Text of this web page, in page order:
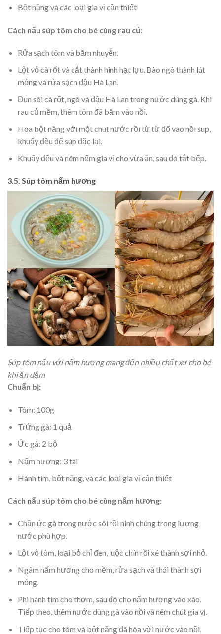
Bột năng và các loại gia vị cần thiết
Cách nấu súp tôm cho bé cùng rau củ:
Rửa sạch tôm và băm nhuyễn.
Lột vỏ cà rốt và cắt thành hình hạt lựu. Bào ngô thành lát
mỏng và rửa sạch đậu Hà Lan.
Đun sôi cà rốt, ngô và đậu Hà Lan trong nước dùng gà. Khi
rau củ mềm, thêm tôm đã băm vào nồi.
Hòa bột năng với một chút nước rồi từ từ đổ vào nồi súp,
khuấy đều để súp đặc lại.
Khuấy đều và nêm nếm gia vị cho vừa ăn, sau đó tắt bếp.
3.5. Súp tôm nấm hương
Súp tôm nấu với nấm hương mang đến nhiều chất xơ cho bé
khi ăn dặm
Chuẩn bị:
Tôm: 100g
Trứng gà: 1 quả
Ức gà: 2 bộ
Nấm hương: 3 tai
Hành tím, bột năng, và các loại gia vị cần thiết
Cách nấu súp tôm cho bé cùng nấm hương:
Chần ức gà trong nước sôi rồi ninh chúng trong lượng
nước phù hợp.
Lột vỏ tôm, loại bỏ chỉ đen, luộc chín rồi xé thành sợi nhỏ.
Ngâm nấm hương cho mềm, rửa sạch và thái thành sợi
mỏng.
Phi hành tím cho thơm, sau đó cho nấm hương vào xào.
Tiếp theo, thêm nước dùng gà vào nồi và nêm chút gia vị.
Tiếp tục cho tôm và bột năng đã hòa với nước vào nồi,